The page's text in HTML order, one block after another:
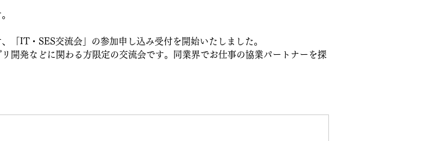
「 IT・SES交流会 」の参加申し込み受付を開始いたしました。
開発などに関わる方限定の交流会です。同業界でお仕事の協業パートナーを探